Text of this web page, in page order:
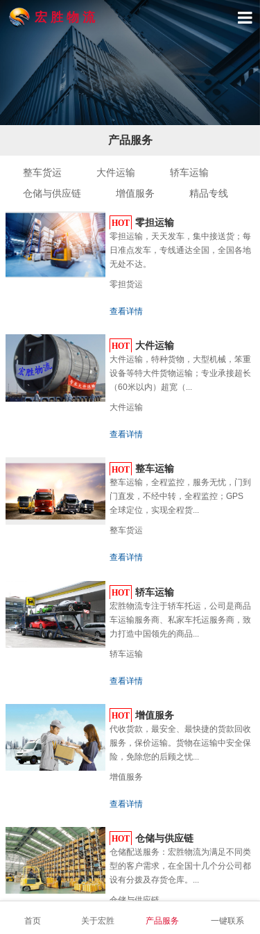
宏 胜 物 流
首
关
联
产品服务
整车货运 大件运输
轿车运输
仓储与供应链
增值服务 精品专线
HOT 零担运输
零担运输，天天发车，集中接送货；每
日准点发车，专线通达全国，全国各地
无处不达。
零担货运
查看详情
HOT 大件运输
大件运输，特种货物，大型机械，笨重
设备等特大件货物运输；专业承接超长
（60米以内）超宽（...
大件运输
查看详情
HOT 整车运输
整车运输，全程监控，服务无忧，门到
门直发，不经中转，全程监控；GPS
全球定位，实现全程货...
整车货运
查看详情
HOT 轿车运输
宏胜物流专注于轿车托运，公司是商品
车运输服务商、私家车托运服务商，致
力打造中国领先的商品...
轿车运输
查看详情
HOT 增值服务
代收货款，最安全、最快捷的货款回收
服务，保价运输。货物在运输中安全保
险，免除您的后顾之忧...
增值服务
查看详情
HOT 仓储与供应链
仓储配送服务：宏胜物流为满足不同类
型的客户需求，在全国十几个分公司都
设有分拨及存货仓库。...
仓储与供应链
查看详情
首页 关于宏胜 产品服务 一键联系